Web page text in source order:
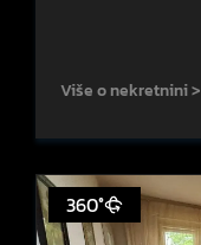
Više o nekretnini >
360°